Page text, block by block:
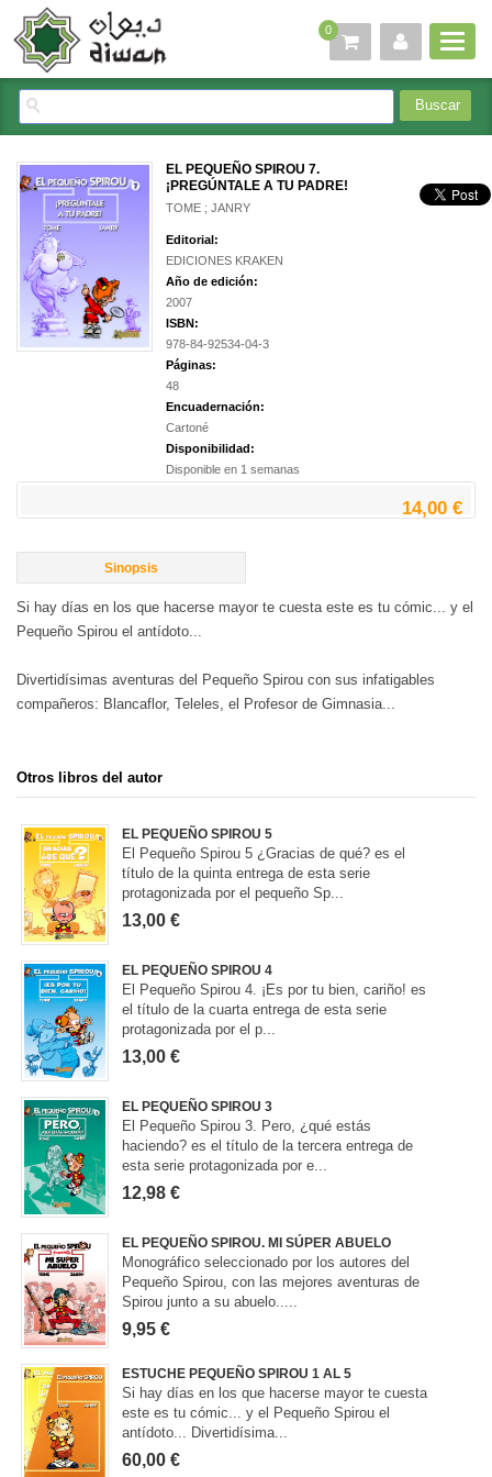
0
EL PEQUEÑO SPIROU 7.
¡PREGÚNTALE A TU PADRE!
TOME ; JANRY
Editorial:
EDICIONES KRAKEN
Año de edición:
2007
ISBN:
978-84-92534-04-3
Páginas:
48
Encuadernación:
Cartoné
Disponibilidad:
Disponible en 1 semanas
14,00 €
Sinopsis
Si hay días en los que hacerse mayor te cuesta este es tu cómic... y el
Pequeño Spirou el antídoto...
Divertidísimas aventuras del Pequeño Spirou con sus infatigables
compañeros: Blancaflor, Teleles, el Profesor de Gimnasia...
Otros libros del autor
EL PEQUEÑO SPIROU 5
El Pequeño Spirou 5 ¿Gracias de qué? es el
título de la quinta entrega de esta serie
protagonizada por el pequeño Sp...
13,00 €
EL PEQUEÑO SPIROU 4
El Pequeño Spirou 4. ¡Es por tu bien, cariño! es
el título de la cuarta entrega de esta serie
protagonizada por el p...
13,00 €
EL PEQUEÑO SPIROU 3
El Pequeño Spirou 3. Pero, ¿qué estás
haciendo? es el título de la tercera entrega de
esta serie protagonizada por e...
12,98 €
EL PEQUEÑO SPIROU. MI SÚPER ABUELO
Monográfico seleccionado por los autores del
Pequeño Spirou, con las mejores aventuras de
Spirou junto a su abuelo.....
9,95 €
ESTUCHE PEQUEÑO SPIROU 1 AL 5
Si hay días en los que hacerse mayor te cuesta
este es tu cómic... y el Pequeño Spirou el
antídoto... Divertidísima...
60,00 €